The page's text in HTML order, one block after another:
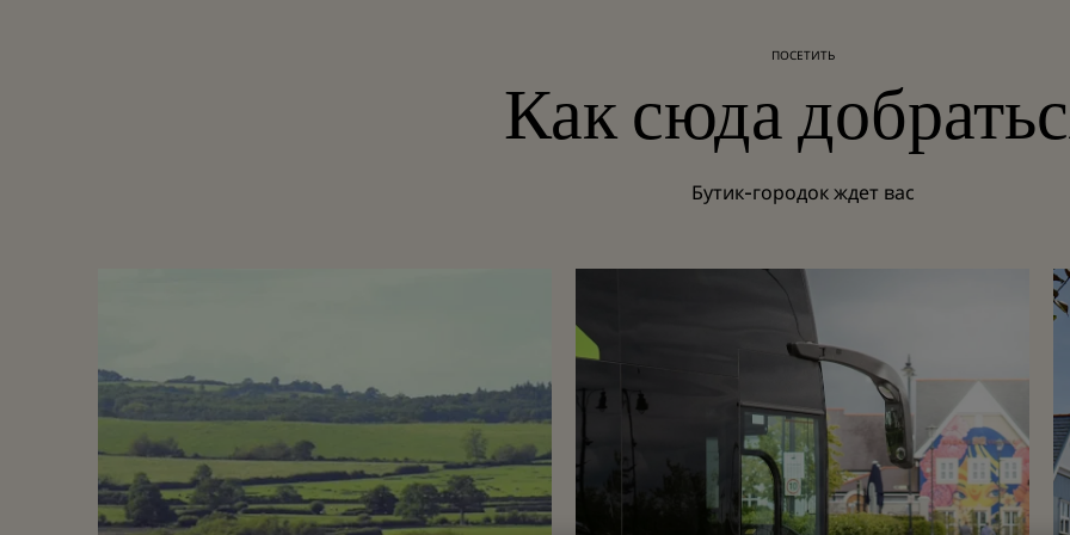
ПОСЕТИТЬ
Как сюда
Бутик-городок ждет вас